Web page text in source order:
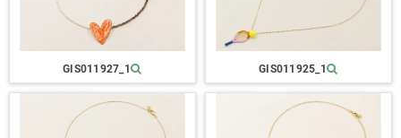
GIS011927_1 GIS011925_1